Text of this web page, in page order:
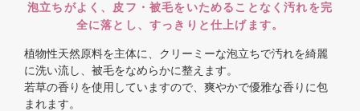
泡立ちがよく、皮フ・被毛をいためることなく汚れを完
全に落とし、すっきりと仕上げます。
植物性天然原料を主体に、クリーミーな泡立ちで汚れを綺麗
に洗い流し、被毛をなめらかに整えます。
若草の香りを使用していますので、爽やかで優雅な香りに包
まれます。